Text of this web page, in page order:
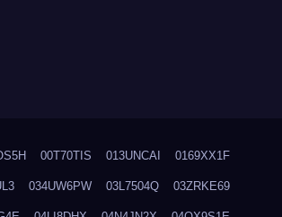
00T70TIS 013UNCAI 0169XX1F
034UW6PW 03L7504Q 03ZRKE69